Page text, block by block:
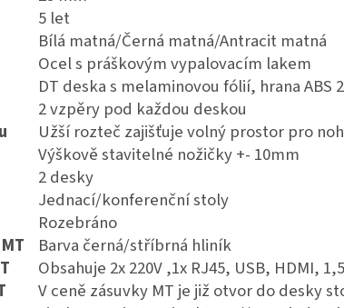
5 let
Bílá matná/Černá matná/Antracit matná
Ocel s práškovým vypalovacím lakem
DT deska s melaminovou fólií, hrana ABS
2 vzpěry pod každou deskou
Užší rozteč zajišťuje volný prostor pro
Výškově stavitelné nožičky +- 10mm
2 desky
Jednací/konferenční stoly
Rozebráno
Barva černá/stříbrná hliník
Obsahuje 2x 220V ,1x RJ45, USB, HDMI,
V ceně zásuvky MT je již otvor do desky